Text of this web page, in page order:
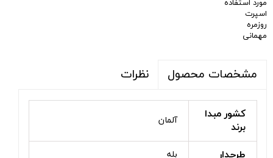
مورد استفاده
اسپرت
روزمره
مهمانی
مشخصات محصول نظرات
کشور مبدا
برند
آلمان
طرحدار بله